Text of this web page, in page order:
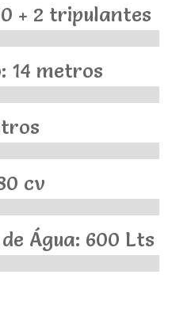
+ 2 tripulantes
14 metros
cv
Água: 600 Lts